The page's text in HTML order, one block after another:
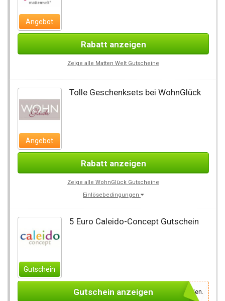
Angebot
Rabatt anzeigen
Zeige alle Matten Welt Gutscheine
Angebot
Tolle Geschenksets bei WohnGlück
Rabatt anzeigen
Zeige alle WohnGlück Gutscheine
Einlösebedingungen
Gutschein
5 Euro Caleido-Concept Gutschein
Einfach für den Newsletter anmelden.
Gutschein anzeigen